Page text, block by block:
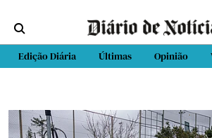
Edição Diária Últimas Opinião